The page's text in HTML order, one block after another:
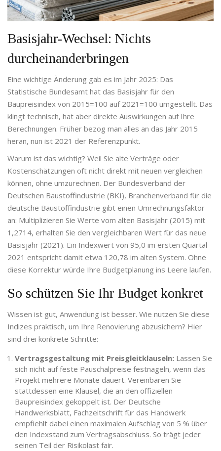
Basisjahr-Wechsel: Nichts
durcheinanderbringen
Eine wichtige Änderung gab es im Jahr 2025: Das
Statistische Bundesamt hat das Basisjahr für den
Baupreisindex von 2015=100 auf 2021=100 umgestellt. Das
klingt technisch, hat aber direkte Auswirkungen auf Ihre
Berechnungen. Früher bezog man alles an das Jahr 2015
heran, nun ist 2021 der Referenzpunkt.
Warum ist das wichtig? Weil Sie alte Verträge oder
Kostenschätzungen oft nicht direkt mit neuen vergleichen
können, ohne umzurechnen. Der Bundesverband der
Deutschen Baustoffindustrie (BKI), Branchenverband für die
deutsche Baustoffindustrie gibt einen Umrechnungsfaktor
an: Multiplizieren Sie Werte vom alten Basisjahr (2015) mit
1,2714, erhalten Sie den vergleichbaren Wert für das neue
Basisjahr (2021). Ein Indexwert von 95,0 im ersten Quartal
2021 entspricht damit etwa 120,78 im alten System. Ohne
diese Korrektur würde Ihre Budgetplanung ins Leere laufen.
So schützen Sie Ihr Budget konkret
Wissen ist gut, Anwendung ist besser. Wie nutzen Sie diese
Indizes praktisch, um Ihre Renovierung abzusichern? Hier
sind drei konkrete Schritte:
Vertragsgestaltung mit Preisgleitklauseln: Lassen Sie
sich nicht auf feste Pauschalpreise festnageln, wenn das
Projekt mehrere Monate dauert. Vereinbaren Sie
stattdessen eine Klausel, die an den offiziellen
Baupreisindex gekoppelt ist. Der Deutsche
Handwerksblatt, Fachzeitschrift für das Handwerk
empfiehlt dabei einen maximalen Aufschlag von 5 % über
den Indexstand zum Vertragsabschluss. So trägt jeder
seinen Teil der Risikolast fair.